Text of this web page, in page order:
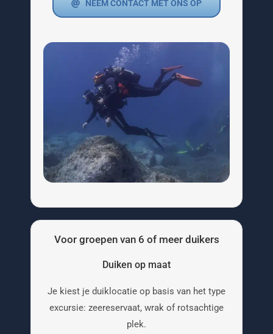
NEEM CONTACT MET ONS OP
Voor groepen van 6 of meer duikers
Duiken op maat
Je kiest je duiklocatie op basis van het type
excursie: zeereservaat, wrak of rotsachtige
plek.